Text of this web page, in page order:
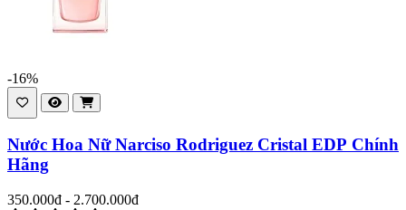
-16%
Nước Hoa Nữ Narciso Rodriguez Cristal EDP Chính
Hãng
350.000đ - 2.700.000đ